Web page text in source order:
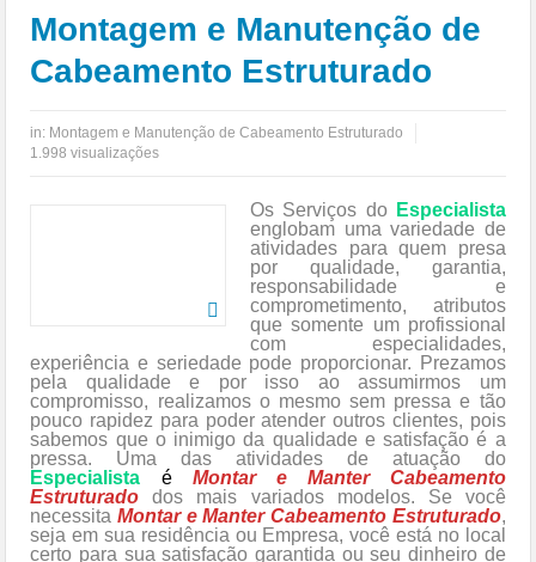
Montagem e Manutenção de
Cabeamento Estruturado
in: Montagem e Manutenção de Cabeamento Estruturado
1.998 visualizações
Os Serviços do Especialista
englobam uma variedade de
atividades para quem presa
por qualidade, garantia,
responsabilidade e
comprometimento, atributos
que somente um profissional
com especialidades,
experiência e seriedade pode proporcionar. Prezamos
pela qualidade e por isso ao assumirmos um
compromisso, realizamos o mesmo sem pressa e tão
pouco rapidez para poder atender outros clientes, pois
sabemos que o inimigo da qualidade e satisfação é a
pressa. Uma das atividades de atuação do
Especialista
é
Montar e Manter Cabeamento
Estruturado dos mais variados modelos. Se você
necessitaMontar e Manter Cabeamento Estruturado,
seja em sua residência ou Empresa, você está no local
certo para sua satisfação garantida ou seu dinheiro de